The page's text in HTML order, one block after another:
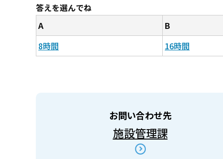
答えを選んでね
A
B
8時間
16時間
お問い合わせ先
施設管理課